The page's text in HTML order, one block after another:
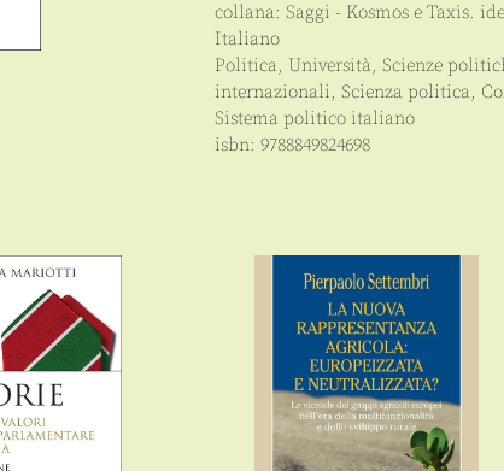
collana: Saggi - Kosmos e Taxis.
Italiano
Politica, Università, Scienze
internazionali, Scienza politica,
Sistema politico italiano
isbn: 9788849824698